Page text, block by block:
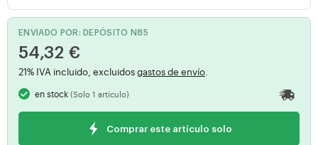
ENVIADO POR: DEPÓSITO N85
54,32 €
21% IVA incluido, excluidosgastos de envío
en stock(Solo 1 artículo)
Comprar este artículo solo